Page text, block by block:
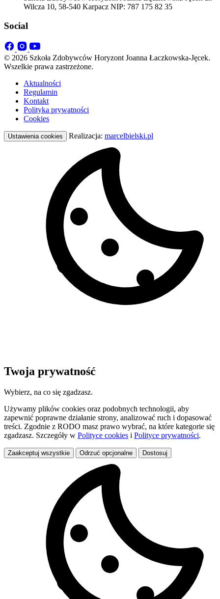
Wilcza 10, 58-540 Karpacz NIP: 787 175 82 35
Social
© 2026 Szkoła Zdobywców Horyzont Joanna Łaczkowska-Jęcek.
Wszelkie prawa zastrzeżone.
Aktualności
Regulamin
Kontakt
Polityka prywatności
Cookies
Ustawienia cookies Realizacja: marcelbielski.pl
Twoja prywatność
Wybierz, na co się zgadzasz.
Używamy plików cookies oraz podobnych technologii, aby
zapewnić poprawne działanie strony, analizować ruch i dopasować
treści. Zgodnie z RODO masz prawo wybrać, na które kategorie się
zgadzasz. Szczegóły w Polityce cookies i Polityce prywatności.
Zaakceptuj wszystkie Odrzuć opcjonalne Dostosuj